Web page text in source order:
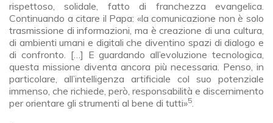
rispettoso, solidale, fatto di franchezza evangelica.
Continuando a citare il Papa: «la comunicazione non è solo
trasmissione di informazioni, ma è creazione di una cultura,
di ambienti umani e digitali che diventino spazi di dialogo e
di confronto. […] E guardando all’evoluzione tecnologica,
questa missione diventa ancora più necessaria. Penso, in
particolare, all’intelligenza artificiale col suo potenziale
immenso, che richiede, però, responsabilità e discernimento
per orientare gli strumenti al bene di tutti»5.